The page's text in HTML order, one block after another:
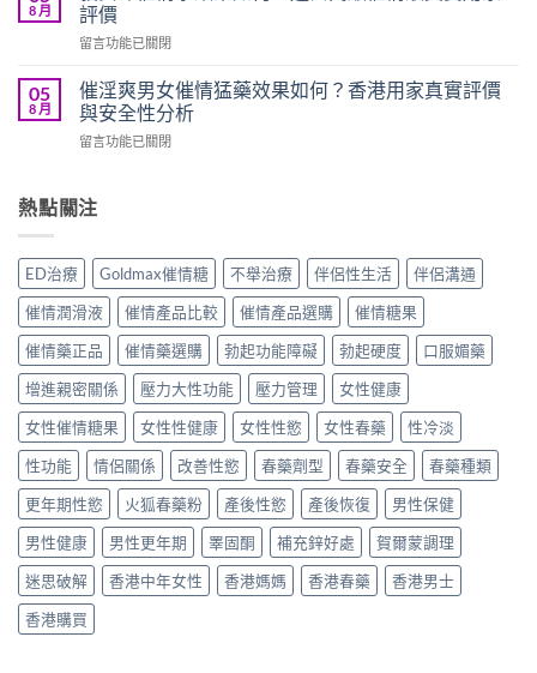
香
用
真
實
使
得
分
中
效
果
如
女
用
騷
真
分
享〉
中
跳
水
男
共
用
催
情
果
港
用
家
真
實
評
價
與
用
指
南〉
中
8 月
評價
在
女
郎
催
情
果
進
口
高
級
催
情
液
真
實
用
評
價〉
中
留言功能已關閉
05
8 月
催淫爽男女催情猛藥效果如何？香港用家真實評價
與安全性分析
在
爽
男
催
情
猛
藥
效
果
如
何？
香
港
家
真
實
評
價
與
安
全
留言功能已關閉
熱點關注
ED治療 Goldmax催情糖 不舉治療 伴侶性生活
伴侶溝通
催情潤滑液
催情產品比較 催情產品選購
催情糖果
催情藥正品
催情藥選購 勃起功能障礙 勃起硬度
口服媚藥
增進親密關係
壓力大性功能 壓力管理
女性健康
女性催情糖果
女性性健康 女性性慾 女性春藥
性冷淡
性功能
情侶關係 改善性慾 春藥劑型 春藥安全
春藥種類
更年期性慾
火狐春藥粉 產後性慾 產後恢復
男性保健
男性健康
男性更年期 睪固酮 補充鋅好處
賀爾蒙調理
迷思破解
香港中年女性 香港媽媽 香港春藥
香港男士
香港購買